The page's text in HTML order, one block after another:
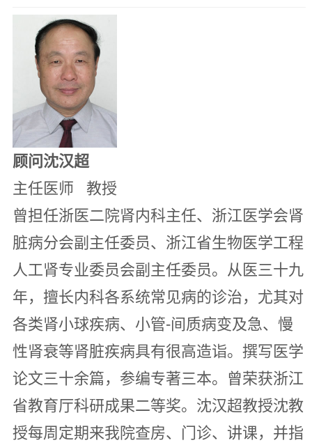
顾问沈汉超
主任医师 教授
曾担任浙医二院肾内科主任、浙江医学会肾
脏病分会副主任委员、浙江省生物医学工程
人工肾专业委员会副主任委员。从医三十九
年，擅长内科各系统常见病的诊治，尤其对
各类肾小球疾病、小管-间质病变及急、慢
性肾衰等肾脏疾病具有很高造诣。撰写医学
论文三十余篇，参编专著三本。曾荣获浙江
省教育厅科研成果二等奖。沈汉超教授沈教
授每周定期来我院查房、门诊、讲课，并指